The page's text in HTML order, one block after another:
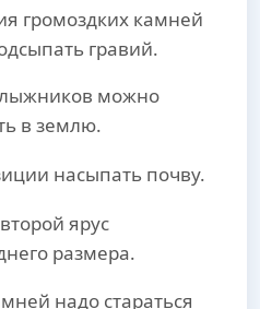
громоздких камней
гравий.
можно
в землю.
насыпать почву.
ярус
размера.
надо стараться